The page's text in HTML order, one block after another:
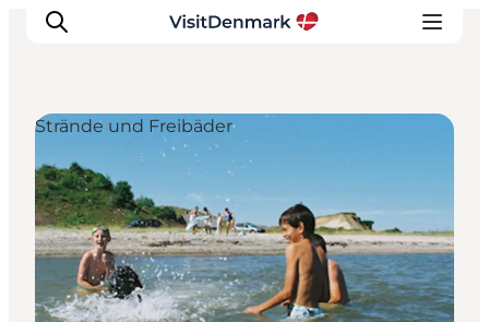
Inspiration
Regionen
Erlebnisse
Unterkünfte
Reiseplanung
Strände und Freibäder